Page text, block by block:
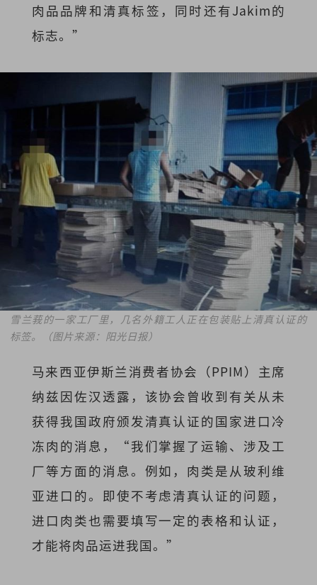
肉品品牌和清真标签，同时还有Jakim的
标志。”
雪兰莪的一家工厂里，几名外籍工人正在包装贴上清真认证的
标签。（图片来源：阳光日报）
马来西亚伊斯兰消费者协会（PPIM）主席
纳兹因佐汉透露，该协会曾收到有关从未
获得我国政府颁发清真认证的国家进口冷
冻肉的消息，“我们掌握了运输、涉及工
厂等方面的消息。例如，肉类是从玻利维
亚进口的。即使不考虑清真认证的问题，
进口肉类也需要填写一定的表格和认证，
才能将肉品运进我国。”